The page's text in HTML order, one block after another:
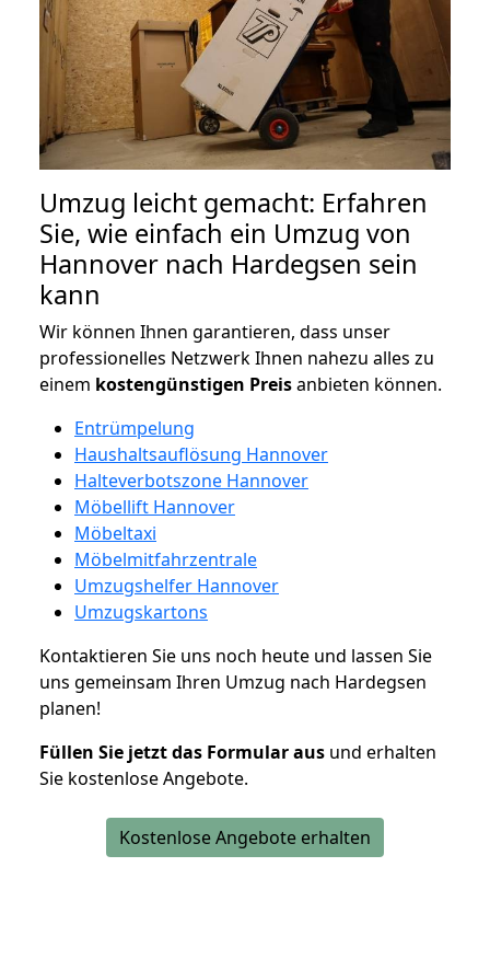
Umzug leicht gemacht: Erfahren
Sie, wie einfach ein Umzug von
Hannover nach Hardegsen sein
kann
Wir können Ihnen garantieren, dass unser
professionelles Netzwerk Ihnen nahezu alles zu
einem kostengünstigen Preisanbieten können.
Entrümpelung
Haushaltsauflösung Hannover
Halteverbotszone Hannover
Möbellift Hannover
Möbeltaxi
Möbelmitfahrzentrale
Umzugshelfer Hannover
Umzugskartons
Kontaktieren Sie uns noch heute und lassen Sie
uns gemeinsam Ihren Umzug nach Hardegsen
planen!
Füllen Sie jetzt das Formular aus und erhalten
Sie kostenlose Angebote.
Kostenlose Angebote erhalten